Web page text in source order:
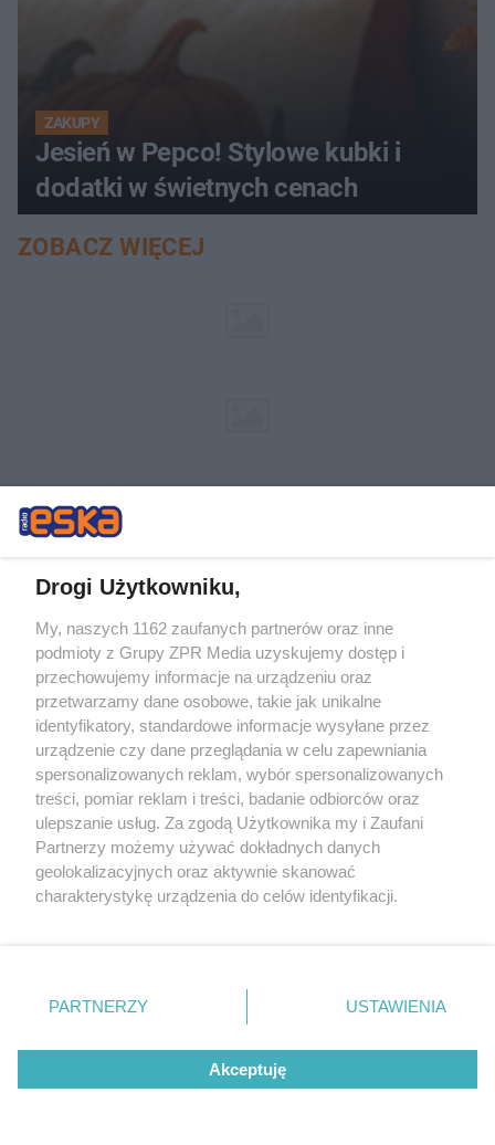
ZAKUPY
Jesień w Pepco! Stylowe kubki i
dodatki w świetnych cenach
ZOBACZ WIĘCEJ
Żaden utwór zamieszczony w serwisie nie może być powielany i
rozpowszechniany lub dalej rozpowszechniany w jakikolwiek sposób (w
tzn. bez właściwej zgody, jest zabronione pod groźbą kary i może być
ścigane prawnie.
Drogi Użytkowniku,
My, naszych 1162 zaufanych partnerów oraz inne
podmioty z Grupy ZPR Media uzyskujemy dostęp i
przechowujemy informacje na urządzeniu oraz
przetwarzamy dane osobowe, takie jak unikalne
identyfikatory, standardowe informacje wysyłane przez
urządzenie czy dane przeglądania w celu zapewniania
spersonalizowanych reklam, wybór spersonalizowanych
treści, pomiar reklam i treści, badanie odbiorców oraz
ulepszanie usług. Za zgodą Użytkownika my i Zaufani
Partnerzy możemy używać dokładnych danych
geolokalizacyjnych oraz aktywnie skanować
charakterystykę urządzenia do celów identyfikacji.
zmienić/wycofać klikając przycisk ustawień prywatności
znajdujący się w lewym dolnym rogu strony
rodzaje przetwarzania danych nie wymagają zgody
użytkownika, ale masz prawo sprzeciwić się takiemu
przetwarzaniu. Preferencje będą miały zastosowanie tylko
PARTNERZY USTAWIENIA
Akceptuję